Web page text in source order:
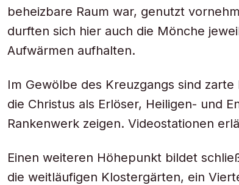
beheizbare Raum war, genutzt
durften sich hier auch die Mönche
Aufwärmen aufhalten.
Im Gewölbe des Kreuzgangs sind
die Christus als Erlöser, Heiligen- und
Rankenwerk zeigen. Videostationen
Einen weiteren Höhepunkt bildet
die weitläufigen Klostergärten, ein